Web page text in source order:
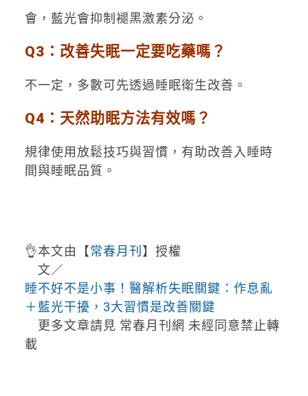
會，藍光會抑制褪黑激素分泌。
Q3：改善失眠一定要吃藥嗎？
不一定，多數可先透過睡眠衛生改善。
Q4：天然助眠方法有效嗎？
規律使用放鬆技巧與習慣，有助改善入睡時
間與睡眠品質。
👌本文由【常春月刊 】授權
文／
睡不好不是小事！醫解析失眠關鍵：作息亂
＋藍光干擾，3大習慣是改善關鍵
更多文章請見 常春月刊網 未經同意禁止轉
載